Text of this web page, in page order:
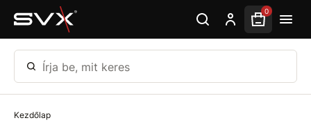
Ugrás az oldal fő részéhez 0
Írja be, mit keres
Kezdőlap